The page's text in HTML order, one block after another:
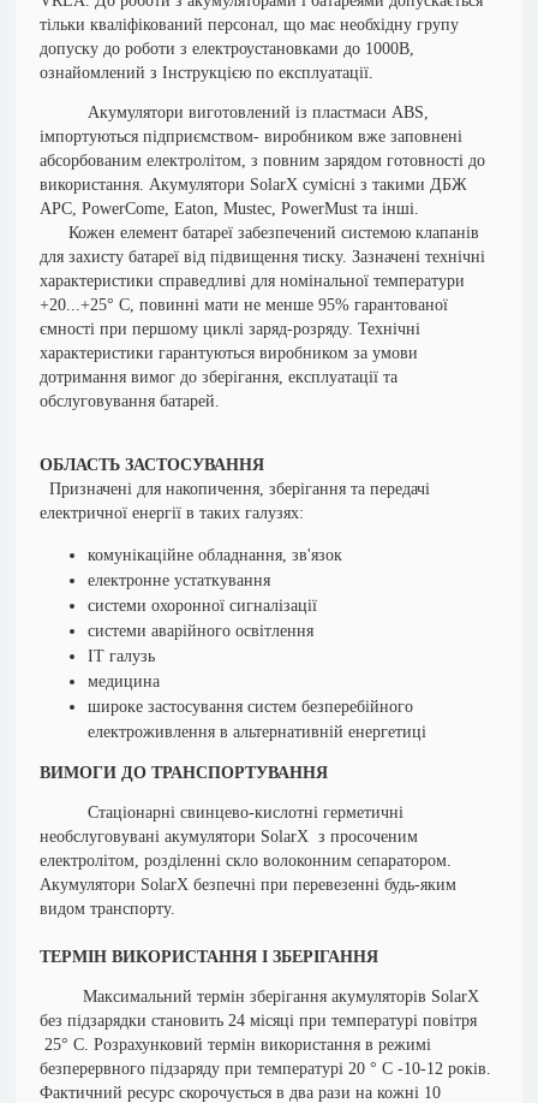
тільки кваліфікований персонал, що має необхідну групу
допуску до роботи з електроустановками до 1000В,
ознайомлений з Інструкцією по експлуатації.
Акумулятори виготовлений із пластмаси ABS,
імпортуються підприємством- виробником вже заповнені
абсорбованим електролітом, з повним зарядом готовності до
використання. Акумулятори SolarX сумісні з такими ДБЖ
АРС, PowerCome, Eaton, Mustec, PowerMust та інші.
Кожен елемент батареї забезпечений системою клапанів
для захисту батареї від підвищення тиску. Зазначені технічні
характеристики справедливі для номінальної температури
+20...+25° С, повинні мати не менше 95% гарантованої
ємності при першому циклі заряд-розряду. Технічні
характеристики гарантуються виробником за умови
дотримання вимог до зберігання, експлуатації та
обслуговування батарей.
ОБЛАСТЬ ЗАСТОСУВАННЯ
Призначені для накопичення, зберігання та передачі
електричної енергії в таких галузях:
комунікаційне обладнання, зв'язок
електронне устаткування
системи охоронної сигналізації
системи аварійного освітлення
ІТ галузь
медицина
широке застосування систем безперебійного
електроживлення в альтернативній енергетиці
ВИМОГИ ДО ТРАНСПОРТУВАННЯ
Стаціонарні свинцево-кислотні герметичні
необслуговувані акумулятори SolarX з просоченим
електролітом, розділенні скло волоконним сепаратором.
Акумулятори SolarX безпечні при перевезенні будь-яким
видом транспорту.
ТЕРМІН ВИКОРИСТАННЯ І ЗБЕРІГАННЯ
Максимальний термін зберігання акумуляторів SolarX
без підзарядки становить 24 місяці при температурі повітря
25° С. Розрахунковий термін використання в режимі
безперервного підзаряду при температурі 20 ° С -10-12 років.
Фактичний ресурс скорочується в два рази на кожні 10